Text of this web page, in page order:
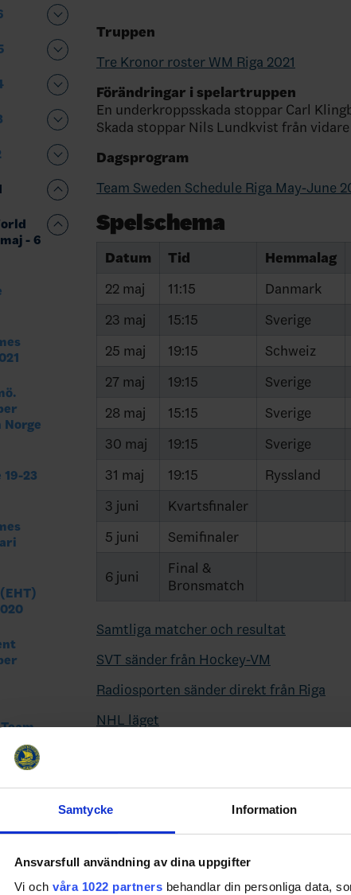
Samtycke Information
Ansvarsfull användning av dina uppgifter
Vi och våra 1022 partners behandlar din personliga data,
- 6
Norge
23
Truppen
Tre Kronor roster WM Riga 2021
Förändringar i spelartruppen
En underkroppsskada stoppar Carl
Skada stoppar Nils Lundkvist från
Dagsprogram
Team Sweden Schedule Riga May-June
Spelschema
Datum Tid Hemmalag
22 maj
11:15 Danmark
23 maj
15:15 Sverige
25 maj
19:15 Schweiz
27 maj
19:15 Sverige
28 maj
15:15 Sverige
30 maj
19:15 Sverige
31 maj
19:15 Ryssland
3 juni
Kvartsfinaler
5 juni
Semifinaler
6 juni
Final &
Bronsmatch
Samtliga matcher och resultat
SVT sänder från Hockey-VM
Radiosporten sänder direkt från Riga
NHL läget
presenterar VM-